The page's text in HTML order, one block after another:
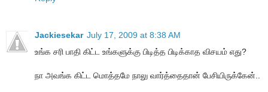
Jackiesekar July 17, 2009 at 8:38 AM
உங்க சரி பாதி கிட்ட உங்களுக்கு பிடித்த பிடிக்காத விசயம் எது?
நா அவங்க கிட்ட மொத்தமே நாலு வார்த்தைதான் பேசியிருக்கேன்..